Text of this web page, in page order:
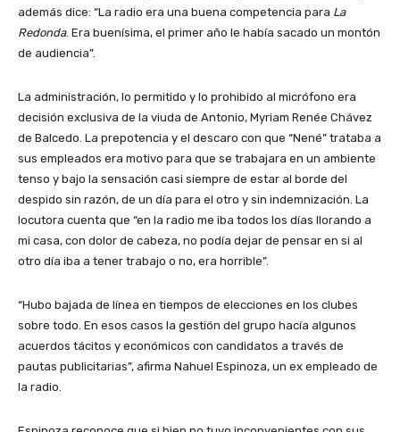
además dice: “La radio era una buena competencia para La
Redonda. Era buenísima, el primer año le había sacado un montón
de audiencia”.
La administración, lo permitido y lo prohibido al micrófono era
decisión exclusiva de la viuda de Antonio, Myriam Renée Chávez
de Balcedo. La prepotencia y el descaro con que “Nené” trataba a
sus empleados era motivo para que se trabajara en un ambiente
tenso y bajo la sensación casi siempre de estar al borde del
despido sin razón, de un día para el otro y sin indemnización. La
locutora cuenta que “en la radio me iba todos los días llorando a
mi casa, con dolor de cabeza, no podía dejar de pensar en si al
otro día iba a tener trabajo o no, era horrible”.
“Hubo bajada de línea en tiempos de elecciones en los clubes
sobre todo. En esos casos la gestión del grupo hacía algunos
acuerdos tácitos y económicos con candidatos a través de
pautas publicitarias”, afirma Nahuel Espinoza, un ex empleado de
la radio.